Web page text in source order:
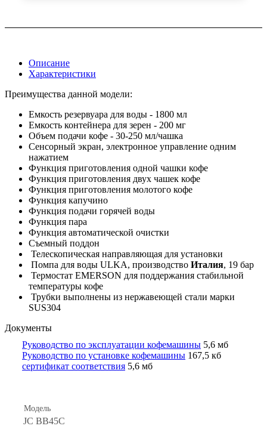
Описание
Характеристики
Преимущества данной модели:
Емкость резервуара для воды - 1800 мл
Емкость контейнера для зерен - 200 мг
Объем подачи кофе - 30-250 мл/чашка
Сенсорный экран, электронное управление одним
нажатием
Функция приготовления одной чашки кофе
Функция приготовления двух чашек кофе
Функция приготовления молотого кофе
Функция капучино
Функция подачи горячей воды
Функция пара
Функция автоматической очистки
Съемный поддон
Телескопическая направляющая для установки
Помпа для воды ULKA, производство Италия, 19 бар
Термостат EMERSON для поддержания стабильной
температуры кофе
Трубки выполнены из нержавеющей стали марки
SUS304
Документы
Руководство по эксплуатации кофемашины 5,6 мб
Руководство по установке кофемашины 167,5 кб
сертификат соответствия 5,6 мб
Модель
JC BB45C